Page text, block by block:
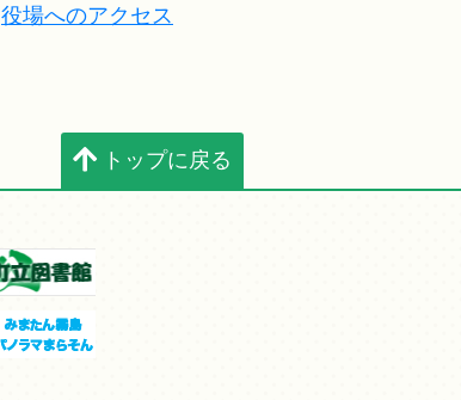
役場へのアクセス
トップに戻る